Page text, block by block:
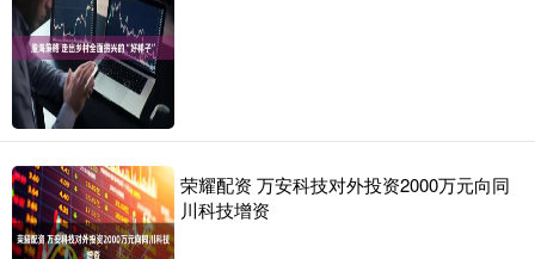
荣耀配资 万安科技对外投资2000万元向同
川科技增资